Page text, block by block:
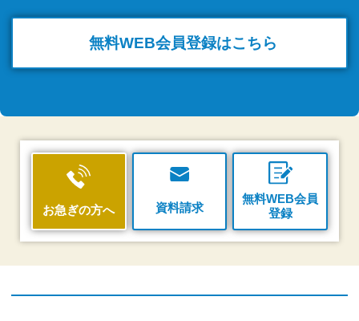
無料WEB会員登録はこちら
お急ぎの方へ 資料請求
無料WEB会員
登録